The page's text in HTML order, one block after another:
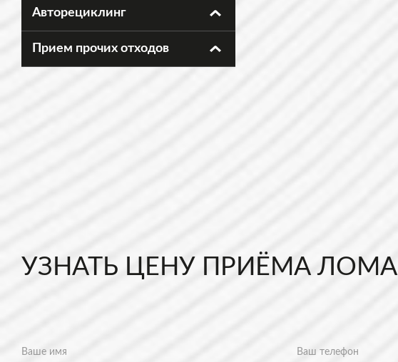
Авторециклинг
Прием прочих отходов
УЗНАТЬ ЦЕНУ ПРИЁМА ЛОМА